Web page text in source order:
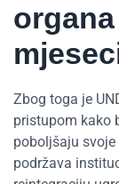
Zbog toga je
pristupom kako
poboljšaju
podržava